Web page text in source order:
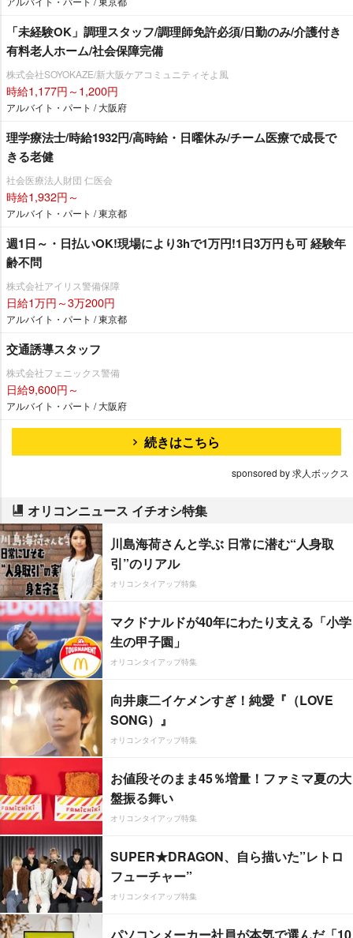
「未経験OK」調理スタッフ/調理師免許必須/日勤のみ/介護付き
有料老人ホーム/社会保障完備
株式会社SOYOKAZE/新大阪ケアコミュニティそよ風
時給1,177円～1,200円
アルバイト・パート / 大阪府
理学療法士/時給1932円/高時給・日曜休み/チーム医療で成長で
きる老健
社会医療法人財団 仁医会
時給1,932円～
アルバイト・パート / 東京都
週1日～・日払いOK!現場により3hで1万円!1日3万円も可 経験年
齢不問
株式会社アイリス警備保障
日給1万円～3万200円
アルバイト・パート / 東京都
交通誘導スタッフ
株式会社フェニックス警備
日給9,600円～
アルバイト・パート / 大阪府
続きはこちら
sponsored by 求人ボックス
オリコンニュース イチオシ特集
川島海荷さんと学ぶ 日常に潜む“人身取
引”のリアル
オリコンタイアップ特集
マクドナルドが40年にわたり支える「小学
生の甲子園」
オリコンタイアップ特集
向井康二イケメンすぎ！純愛『（LOVE
SONG）』
オリコンタイアップ特集
お値段そのまま45％増量！ファミマ夏の大
盤振る舞い
オリコンタイアップ特集
SUPER★DRAGON、自ら描いた”レトロ
フューチャー”
オリコンタイアップ特集